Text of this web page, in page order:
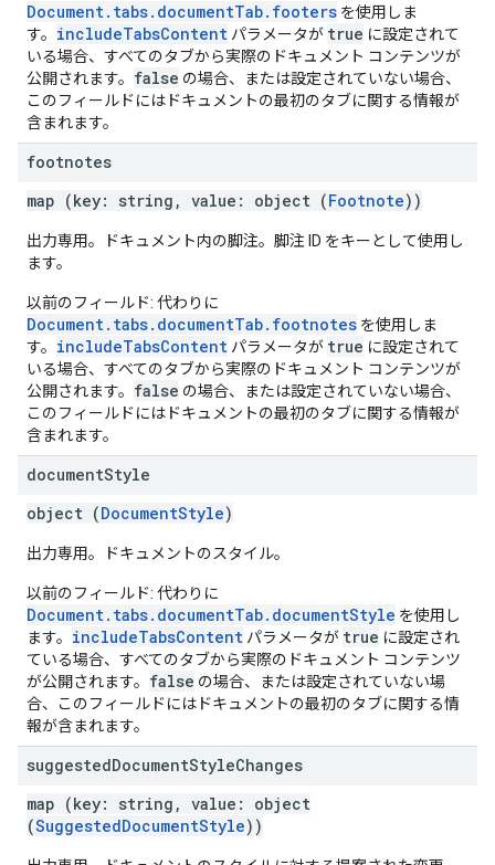
Document.tabs.documentTab.footers を使用しま
す。 includeTabsContent パラメータが true に設定されて
いる場合、すべてのタブから実際のドキュメント コンテンツが
公開されます。 false の場合、または設定されていない場合、
このフィールドにはドキュメントの最初のタブに関する情報が
含まれます。
footnotes
map (key: string, value: object (Footnote))
出力専用。ドキュメント内の脚注。脚注 ID をキーとして使用し
ます。
以前のフィールド: 代わりに
Document.tabs.documentTab.footnotes を使用しま
す。 includeTabsContent パラメータが true に設定されて
いる場合、すべてのタブから実際のドキュメント コンテンツが
公開されます。 false の場合、または設定されていない場合、
このフィールドにはドキュメントの最初のタブに関する情報が
含まれます。
documentStyle
object (DocumentStyle)
出力専用。ドキュメントのスタイル。
以前のフィールド: 代わりに
Document.tabs.documentTab.documentStyle を使用し
ます。 includeTabsContent パラメータが true に設定され
ている場合、すべてのタブから実際のドキュメント コンテンツ
が公開されます。 false の場合、または設定されていない場
合、このフィールドにはドキュメントの最初のタブに関する情
報が含まれます。
suggestedDocumentStyleChanges
map (key: string, value: object
(SuggestedDocumentStyle))